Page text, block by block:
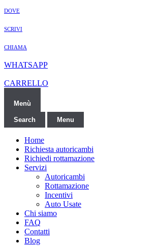
DOVE
SCRIVI
CHIAMA
WHATSAPP
CARRELLO
Menù
Search Menu
Home
Richiesta autoricambi
Richiedi rottamazione
Servizi
Autoricambi
Rottamazione
Incentivi
Auto Usate
Chi siamo
FAQ
Contatti
Blog